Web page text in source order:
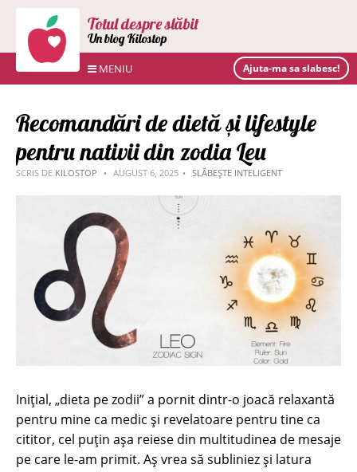
Totul despre slăbit
Un blog Kilostop
MENIU Ajuta-ma sa slabesc!
Recomandări de dietă și lifestyle
pentru nativii din zodia Leu
SCRIS DE KILOSTOP AUGUST 6, 2025 SLĂBEȘTE INTELIGENT
Inițial, „dieta pe zodii” a pornit dintr-o joacă relaxantă
pentru mine ca medic și revelatoare pentru tine ca
cititor, cel puțin așa reiese din multitudinea de mesaje
pe care le-am primit. Aș vrea să subliniez și latura